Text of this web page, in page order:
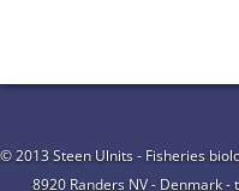
© 2013 Steen Ulnits - Fisheries
8920 Randers NV - Denmark -